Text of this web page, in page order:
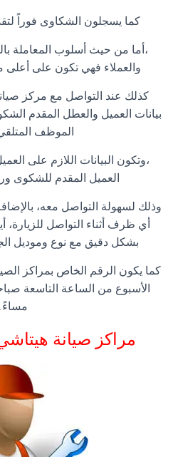
كما يسجلون الشكاوى فوراً
،أما من حيث أسلوب المعاملة
والعملاء فهي تكون على أعلى
كذلك عند التواصل مع مركز
بيانات العميل والعطل المقدم
الموظف
،وتكون البيانات اللازم على
العميل المقدم للشكوى
وذلك لسهولة التواصل معه،
أي ظرف أثناء التواصل للزيارة،
بشكل دقيق مع نوع وموديل
كما يكون الرقم الخاص بمراكز
الأسبوع من الساعة التاسعة
مساءً.
مراكز صيانة